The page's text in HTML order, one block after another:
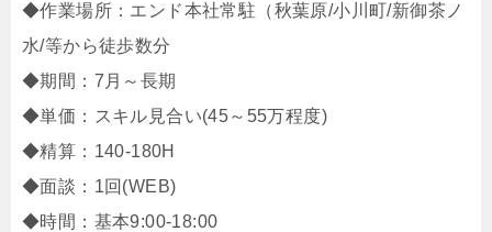
◆作業場所：エンド本社常駐（秋葉原/小川町/新御茶ノ
水/等から徒歩数分
◆期間：7月～長期
◆単価：スキル見合い(45～55万程度)
◆精算：140-180H
◆面談：1回(WEB)
◆時間：基本9:00-18:00